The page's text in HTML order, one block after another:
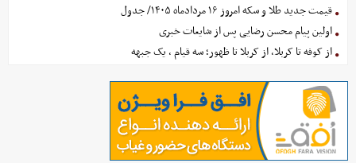
قیمت جدید طلا و سکه امروز ۱۶ مردادماه ۱۴۰۵/ جدول
اولین پیام محسن رضایی پس از شایعات خبری
از کوفه تا کربلا، از کربلا تا ظهور؛ سه قیام ، یک جبهه